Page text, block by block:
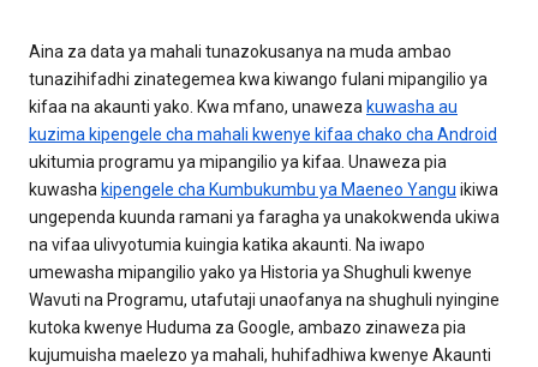
Aina za data ya mahali tunazokusanya na muda ambao
tunazihifadhi zinategemea kwa kiwango fulani mipangilio ya
kifaa na akaunti yako. Kwa mfano, unaweza kuwasha au
kuzima kipengele cha mahali kwenye kifaa chako cha Android
ukitumia programu ya mipangilio ya kifaa. Unaweza pia
kuwasha kipengele cha Kumbukumbu ya Maeneo Yangu ikiwa
ungependa kuunda ramani ya faragha ya unakokwenda ukiwa
na vifaa ulivyotumia kuingia katika akaunti. Na iwapo
umewasha mipangilio yako ya Historia ya Shughuli kwenye
Wavuti na Programu, utafutaji unaofanya na shughuli nyingine
kutoka kwenye Huduma za Google, ambazo zinaweza pia
kujumuisha maelezo ya mahali, huhifadhiwa kwenye Akaunti